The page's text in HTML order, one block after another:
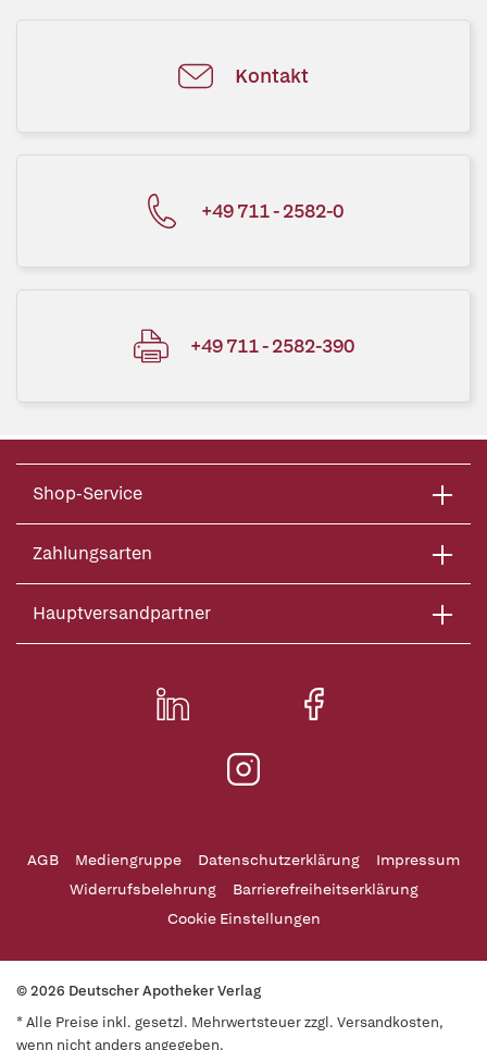
Kontakt
+49 711 - 2582-0
+49 711 - 2582-390
Shop-Service
Zahlungsarten
Hauptversandpartner
AGB Mediengruppe Datenschutzerklärung
Impressum
Widerrufsbelehrung
Barrierefreiheitserklärung
Cookie Einstellungen
© 2026 Deutscher Apotheker Verlag
* Alle Preise inkl. gesetzl. Mehrwertsteuer zzgl. Versandkosten,
wenn nicht anders angegeben.